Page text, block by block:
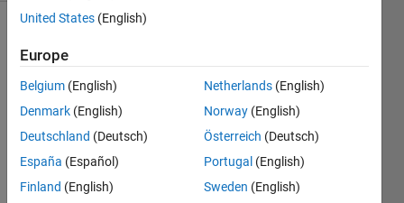
You
can
use
axes
function
to
United States (English)
Europe
Belgium (English)
Denmark (English)
Deutschland (Deutsch)
España (Español)
Finland (English)
Netherlands (English)
Norway (English)
Österreich (Deutsch)
Portugal (English)
Sweden (English)